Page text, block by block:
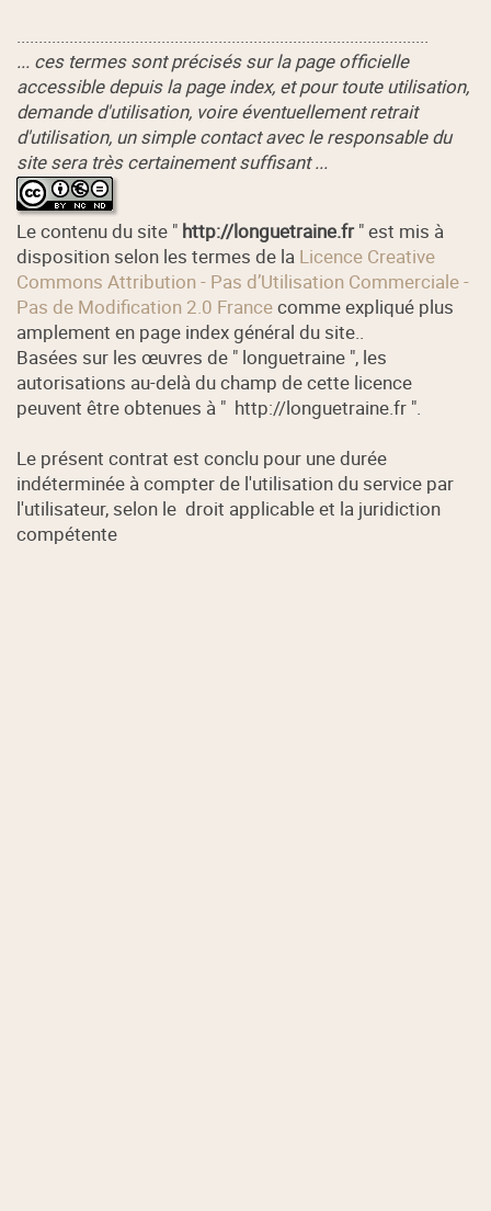
..............................................................................................
... ces termes sont précisés sur la page officielle
accessible depuis la page index, et pour toute utilisation,
demande d'utilisation, voire éventuellement retrait
d'utilisation, un simple contact avec le responsable du
site sera très certainement suffisant ...
Le contenu du site " http://longuetraine.fr" est mis à
disposition selon les termes de la Licence Creative
Commons Attribution - Pas d’Utilisation Commerciale -
Pas de Modification 2.0 Francecomme expliqué plus
amplement en page index général du site..
Basées sur les œuvres de " longuetraine ", les
autorisations au-delà du champ de cette licence
peuvent être obtenues à " http://longuetraine.fr ".
Le présent contrat est conclu pour une durée
indéterminée à compter de l'utilisation du service par
l'utilisateur, selon le droit applicable et la juridiction
compétente